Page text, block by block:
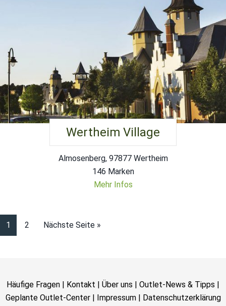
Wertheim Village
Almosenberg, 97877 Wertheim
146 Marken
Mehr Infos
1 2 Nächste Seite »
Häufige Fragen | Kontakt | Über uns | Outlet-News & Tipps |
Geplante Outlet-Center| Impressum| Datenschutzerklärung